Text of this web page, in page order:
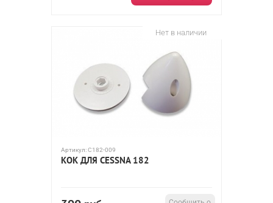
Нет в наличии
Артикул:C182-009
КОК ДЛЯ CESSNA 182